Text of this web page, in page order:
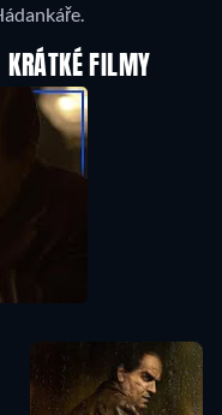
KRÁTKÉ FILMY